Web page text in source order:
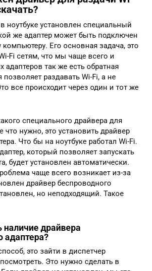
ноутбуке установлен специальный
же адаптер может быть подключен
Его основная задача, это
Fi сетям, что мы чаще всего и
адаптеров так же есть обратная
позволяет раздавать Wi-Fi, а не
все происходит через один и тот же
специального драйвера для
что нужно, это установить драйвер
Что бы на ноутбуке работал Wi-Fi.
который позволяет запускать
будет установлен автоматически.
чаще всего возникает из-за
драйвер беспроводного
но неподходящий. Такое
наличие драйвера
адаптера?
это зайти в диспетчер
Это нужно сделать в